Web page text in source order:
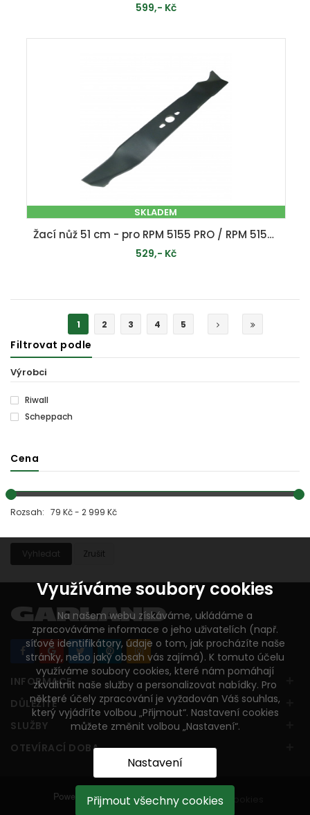
599,- Kč
SKLADEM
Žací nůž 51 cm - pro RPM 5155 PRO / RPM 5155 V PRO
529,- Kč
1 2 3 4 5
Filtrovat podle
Výrobci
Riwall
Scheppach
Cena
Rozsah: 79 Kč - 2 999 Kč
Vyhledat Zrušit
INFORMACE
DŮLEŽITÉ
SLUŽBY
OTEVÍRACÍ DOBA
Nastavení cookies
Využíváme soubory cookies
Na našem webu získáváme, ukládáme a
zpracováváme informace o jeho uživatelích (např.
síťové identifikátory, údaje o tom, jak procházíte naše
stránky, nebo jaký obsah vás zajímá). K tomuto účelu
využíváme soubory cookies, které nám pomáhají
zkvalitnit naše služby a personalizovat nabídky. Pro
některé účely zpracování je vyžadován Váš souhlas,
který vyjádříte volbou „Přijmout“. Nastavení cookies
můžete změnit volbou „Nastavení“.
Nastavení
Přijmout všechny cookies